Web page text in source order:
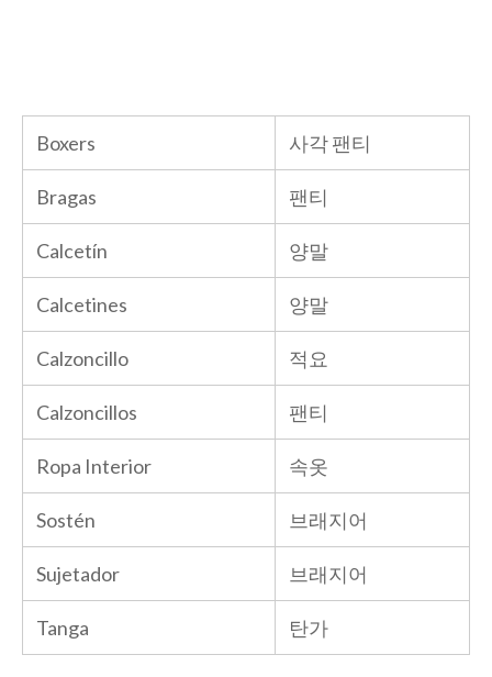
Boxers 사각 팬티
Bragas 팬티
Calcetín 양말
Calcetines 양말
Calzoncillo 적요
Calzoncillos 팬티
Ropa Interior 속옷
Sostén 브래지어
Sujetador 브래지어
Tanga 탄가